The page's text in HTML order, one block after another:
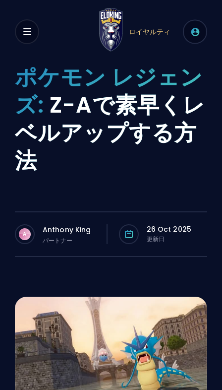
ロイヤルティ
ポケモン レジェン
ズ: Z-Aで素早くレ
ベルアップする方
法
A Anthony King
パートナー
26 Oct 2025
更新日